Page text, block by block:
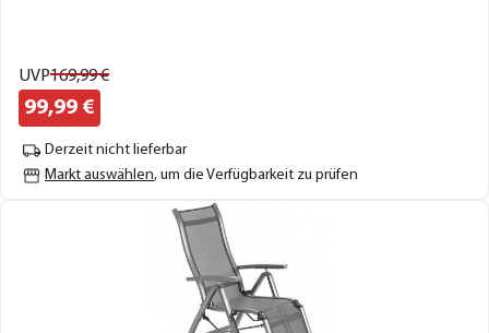
UVP169,99€
99,99 €
Derzeit nicht lieferbar
Markt auswählen, um die Verfügbarkeit zu prüfen